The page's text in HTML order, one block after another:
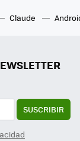
Claude
SUSCRIBIR